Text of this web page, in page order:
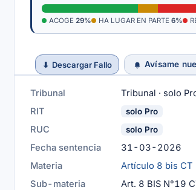
ACOGE 29% HA LUGAR EN PARTE 6%
⬇ Descargar Fallo Avísame
Tribunal
Tribunal · solo
RIT
solo Pro
RUC solo Pro
Fecha sentencia
31-03-2026
Materia
Artículo 8 bis CT
Sub-materia
Art. 8 BIS N°19